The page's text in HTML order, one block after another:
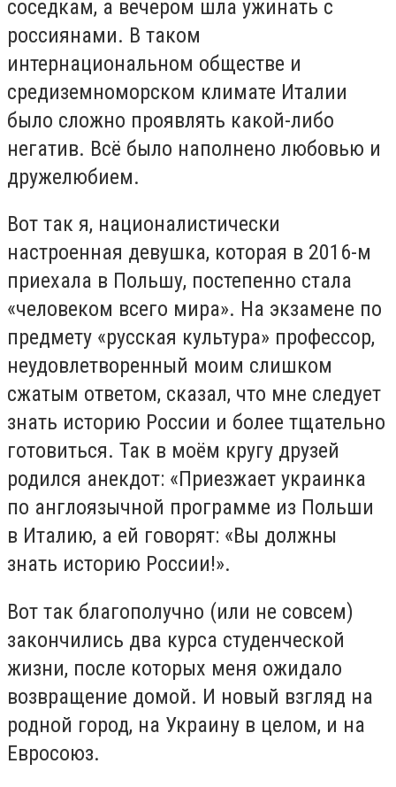
соседкам, а вечером шла ужинать с
россиянами. В таком
интернациональном обществе и
средиземноморском климате Италии
было сложно проявлять какой-либо
негатив. Всё было наполнено любовью и
дружелюбием.
Вот так я, националистически
настроенная девушка, которая в 2016-м
приехала в Польшу, постепенно стала
«человеком всего мира». На экзамене по
предмету «русская культура» профессор,
неудовлетворенный моим слишком
сжатым ответом, сказал, что мне следует
знать историю России и более тщательно
готовиться. Так в моём кругу друзей
родился анекдот: «Приезжает украинка
по англоязычной программе из Польши
в Италию, а ей говорят: «Вы должны
знать историю России!».
Вот так благополучно (или не совсем)
закончились два курса студенческой
жизни, после которых меня ожидало
возвращение домой. И новый взгляд на
родной город, на Украину в целом, и на
Евросоюз.